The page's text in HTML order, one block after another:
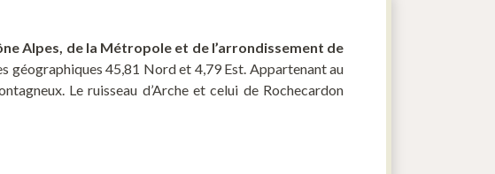
Alpes, de la Métropole et de l’arrondissement de
géographiques 45,81 Nord et 4,79 Est. Appartenant au
Le ruisseau d’Arche et celui de Rochecardon